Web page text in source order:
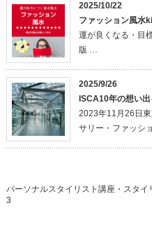
2025/10/22
ファッション風水
運が良くなる・目
版 …
2025/9/26
ISCA10年の想い
2023年11月26日
サリー・ファッシ
パーソナルスタイリスト講座・スタイ
3